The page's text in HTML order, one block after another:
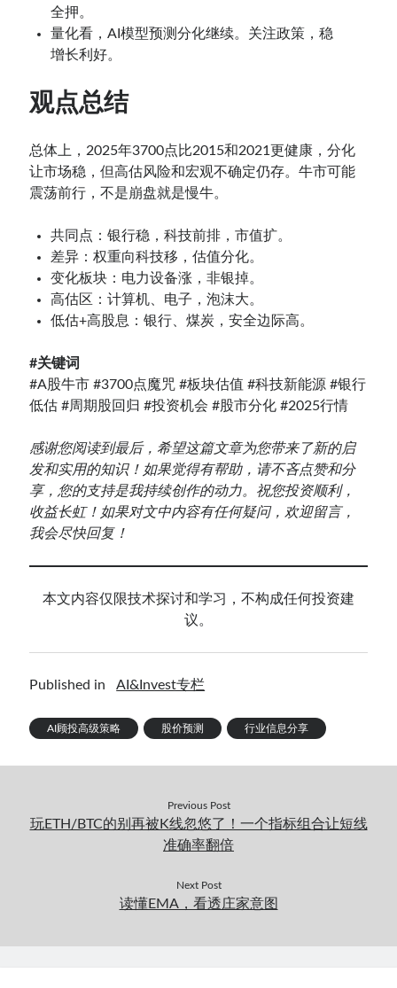
全押。
量化看，AI模型预测分化继续。关注政策，稳
增长利好。
观点总结
总体上，2025年3700点比2015和2021更健康，分化
让市场稳，但高估风险和宏观不确定仍存。牛市可能
震荡前行，不是崩盘就是慢牛。
共同点：银行稳，科技前排，市值扩。
差异：权重向科技移，估值分化。
变化板块：电力设备涨，非银掉。
高估区：计算机、电子，泡沫大。
低估+高股息：银行、煤炭，安全边际高。
#关键词
#A股牛市 #3700点魔咒 #板块估值 #科技新能源 #银行
低估 #周期股回归 #投资机会 #股市分化 #2025行情
感谢您阅读到最后，希望这篇文章为您带来了新的启
发和实用的知识！如果觉得有帮助，请不吝点赞和分
享，您的支持是我持续创作的动力。祝您投资顺利，
收益长虹！如果对文中内容有任何疑问，欢迎留言，
我会尽快回复！
本文内容仅限技术探讨和学习，不构成任何投资建
议。
Published in AI&Invest专栏
AI顾投高级策略 股价预测 行业信息分享
Previous Post
玩ETH/BTC的别再被K线忽悠了！一个指标组合让短线
准确率翻倍
Next Post
读懂EMA，看透庄家意图